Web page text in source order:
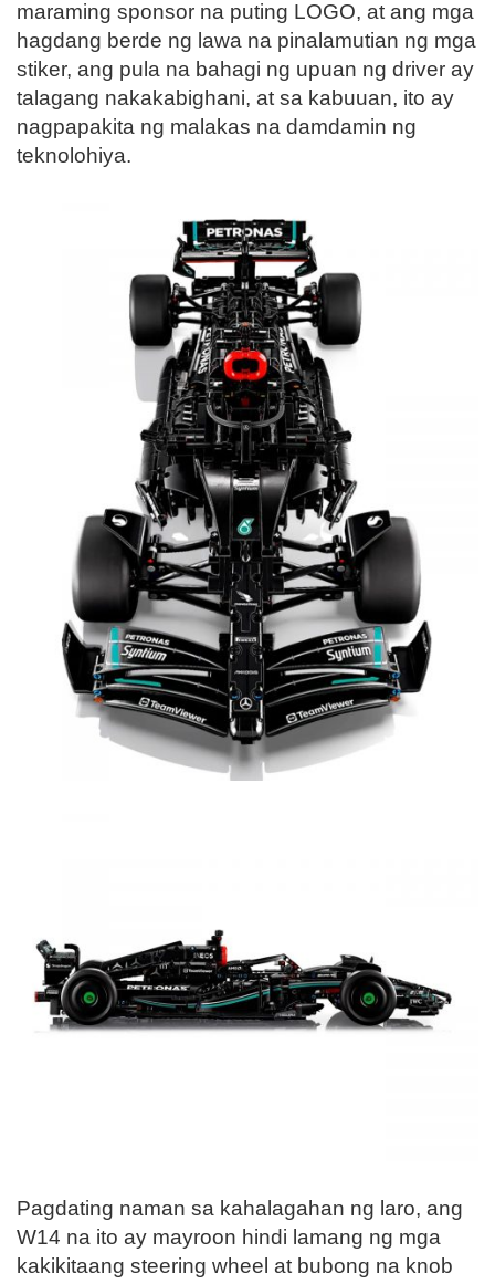
maraming sponsor na puting LOGO, at ang mga
hagdang berde ng lawa na pinalamutian ng mga
stiker, ang pula na bahagi ng upuan ng driver ay
talagang nakakabighani, at sa kabuuan, ito ay
nagpapakita ng malakas na damdamin ng
teknolohiya.
Pagdating naman sa kahalagahan ng laro, ang
W14 na ito ay mayroon hindi lamang ng mga
kakikitaang steering wheel at bubong na knob